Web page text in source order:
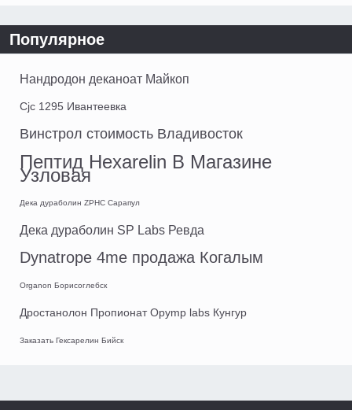
Популярное
Нандродон деканоат Майкоп
Cjc 1295 Ивантеевка
Винстрол стоимость Владивосток
Пептид Hexarelin В Магазине
Узловая
Дека дураболин ZPHC Сарапул
Дека дураболин SP Labs Ревда
Dynatrope 4me продажа Когалым
Organon Борисоглебск
Дростанолон Пропионат Opymp labs Кунгур
Заказать Гексарелин Бийск